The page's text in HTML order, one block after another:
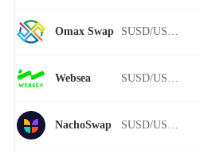
Omax Swap
Websea
NachoSwap